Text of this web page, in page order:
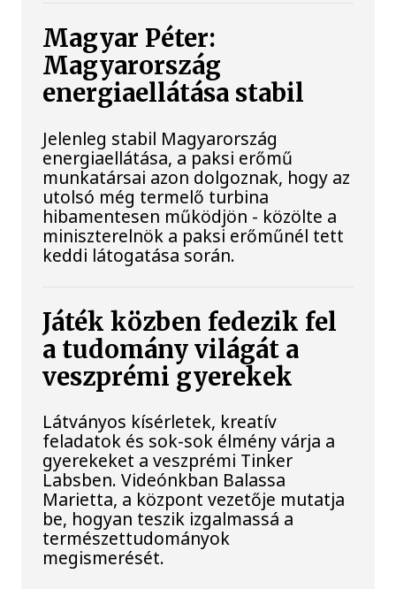
Magyar Péter:
Magyarország
energiaellátása stabil
Jelenleg stabil Magyarország
energiaellátása, a paksi erőmű
munkatársai azon dolgoznak, hogy az
utolsó még termelő turbina
hibamentesen működjön - közölte a
miniszterelnök a paksi erőműnél tett
keddi látogatása során.
Játék közben fedezik fel
a tudomány világát a
veszprémi gyerekek
Látványos kísérletek, kreatív
feladatok és sok-sok élmény várja a
gyerekeket a veszprémi Tinker
Labsben. Videónkban Balassa
Marietta, a központ vezetője mutatja
be, hogyan teszik izgalmassá a
természettudományok
megismerését.